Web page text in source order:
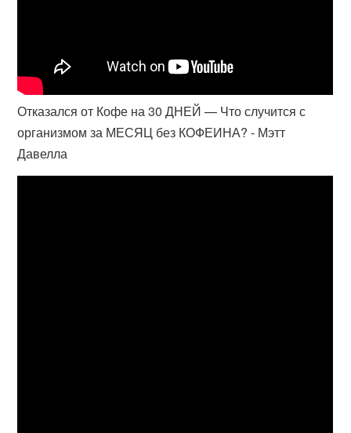
Отказался от Кофе на 30 ДНЕЙ — Что случится с
организмом за МЕСЯЦ без КОФЕИНА? - Мэтт
Давелла